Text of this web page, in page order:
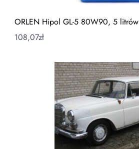
ORLEN Hipol GL-5 80W90, 5 litrów
108,07zł